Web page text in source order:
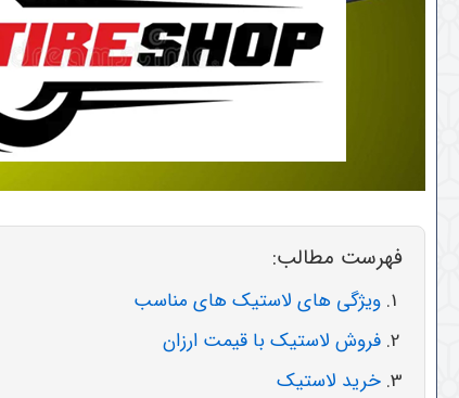
فهرست مطالب:
ویژگی های لاستیک های مناسب
فروش لاستیک با قیمت ارزان
خرید لاستیک